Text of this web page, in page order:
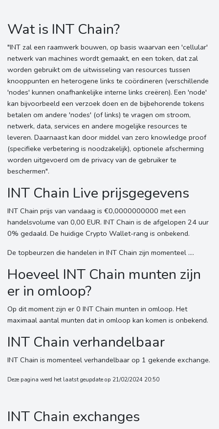
Wat is INT Chain?
"INT zal een raamwerk bouwen, op basis waarvan een 'cellular'
netwerk van machines wordt gemaakt, en een token, dat zal
worden gebruikt om de uitwisseling van resources tussen
knooppunten en heterogene links te coördineren (verschillende
'nodes' kunnen onafhankelijke interne links creëren). Een 'node'
kan bijvoorbeeld een verzoek doen en de bijbehorende tokens
betalen om andere 'nodes' (of links) te vragen om stroom,
netwerk, data, services en andere mogelijke resources te
leveren. Daarnaast kan door middel van zero knowledge proof
(specifieke verbetering is noodzakelijk), optionele afscherming
worden uitgevoerd om de privacy van de gebruiker te
beschermen".
INT Chain Live prijsgegevens
INT Chain prijs van vandaag is €0,0000000000 met een
handelsvolume van 0,00 EUR. INT Chain is de afgelopen 24 uur
0% gedaald. De huidige Crypto Wallet-rang is onbekend.
De topbeurzen die handelen in INT Chain zijn momenteel ....
Hoeveel INT Chain munten zijn
er in omloop?
Op dit moment zijn er 0 INT Chain munten in omloop. Het
maximaal aantal munten dat in omloop kan komen is onbekend.
INT Chain verhandelbaar
INT Chain is momenteel verhandelbaar op 1 gekende exchange.
Deze pagina werd het laatst geupdate op 21/02/2024 20:50
INT Chain exchanges